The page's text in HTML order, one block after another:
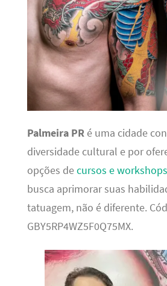
Palmeira PRé uma cidade
diversidade cultural e por
opções decursos e workshops
busca aprimorar suas
tatuagem, não é diferente.
GBY5RP4WZ5F0Q75MX.